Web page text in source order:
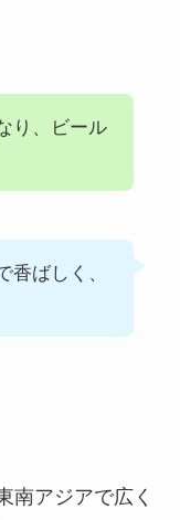
り、ビール
香ばしく、
南アジアで広く